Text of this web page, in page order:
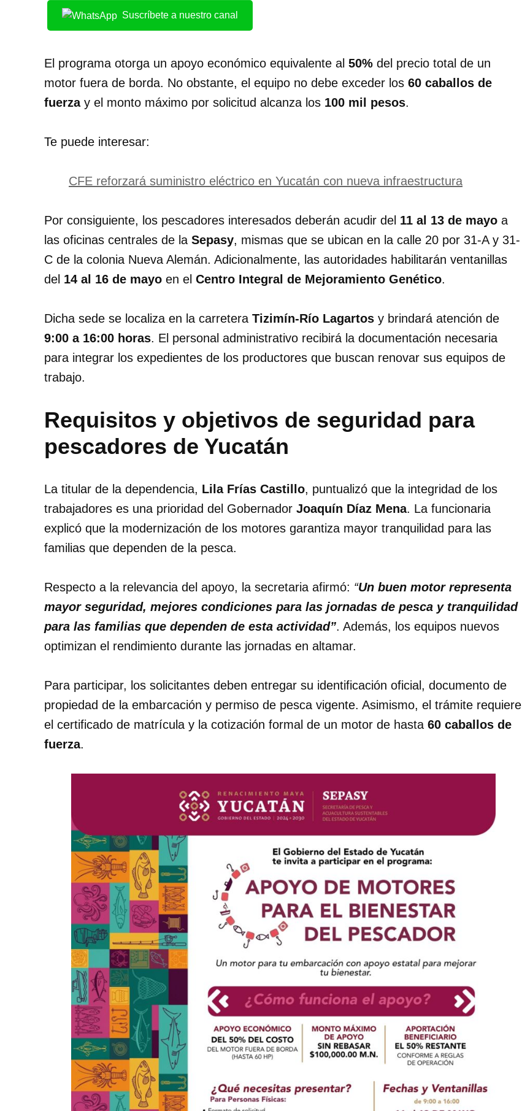
Suscríbete a nuestro canal
El programa otorga un apoyo económico equivalente al 50% del precio total de un
motor fuera de borda. No obstante, el equipo no debe exceder los 60 caballos de
fuerzay el monto máximo por solicitud alcanza los 100 mil pesos.
Te puede interesar:
CFE reforzará suministro eléctrico en Yucatán con nueva infraestructura
Por consiguiente, los pescadores interesados deberán acudir del 11 al 13 de mayo a
las oficinas centrales de la Sepasy, mismas que se ubican en la calle 20 por 31-A y 31-
C de la colonia Nueva Alemán. Adicionalmente, las autoridades habilitarán ventanillas
del 14 al 16 de mayo en el Centro Integral de Mejoramiento Genético.
Dicha sede se localiza en la carretera Tizimín-Río Lagartos y brindará atención de
9:00 a 16:00 horas. El personal administrativo recibirá la documentación necesaria
para integrar los expedientes de los productores que buscan renovar sus equipos de
trabajo.
Requisitos y objetivos de seguridad para
pescadores de Yucatán
La titular de la dependencia, Lila Frías Castillo, puntualizó que la integridad de los
trabajadores es una prioridad del Gobernador Joaquín Díaz Mena. La funcionaria
explicó que la modernización de los motores garantiza mayor tranquilidad para las
familias que dependen de la pesca.
Respecto a la relevancia del apoyo, la secretaria afirmó: “Un buen motor representa
mayor seguridad, mejores condiciones para las jornadas de pesca y tranquilidad
para las familias que dependen de esta actividad”. Además, los equipos nuevos
optimizan el rendimiento durante las jornadas en altamar.
Para participar, los solicitantes deben entregar su identificación oficial, documento de
propiedad de la embarcación y permiso de pesca vigente. Asimismo, el trámite requiere
el certificado de matrícula y la cotización formal de un motor de hasta 60 caballos de
fuerza.